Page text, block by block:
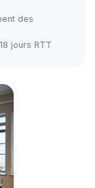
des
jours RTT